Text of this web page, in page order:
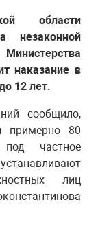
области
незаконной
наказание в
12 лет.
сообщило,
примерно 80
частное
лиц